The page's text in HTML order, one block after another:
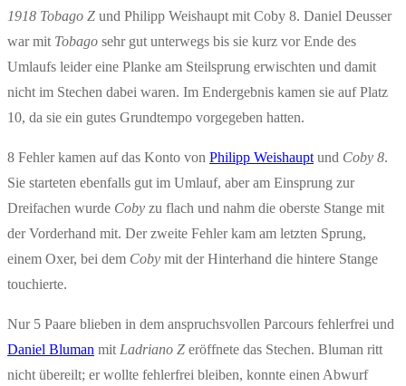
1918 Tobago Z und Philipp Weishaupt mit Coby 8. Daniel Deusser
war mit Tobago sehr gut unterwegs bis sie kurz vor Ende des
Umlaufs leider eine Planke am Steilsprung erwischten und damit
nicht im Stechen dabei waren. Im Endergebnis kamen sie auf Platz
10, da sie ein gutes Grundtempo vorgegeben hatten.
8 Fehler kamen auf das Konto von Philipp Weishaupt und Coby 8.
Sie starteten ebenfalls gut im Umlauf, aber am Einsprung zur
Dreifachen wurde Coby zu flach und nahm die oberste Stange mit
der Vorderhand mit. Der zweite Fehler kam am letzten Sprung,
einem Oxer, bei dem Coby mit der Hinterhand die hintere Stange
touchierte.
Nur 5 Paare blieben in dem anspruchsvollen Parcours fehlerfrei und
Daniel Bluman mit Ladriano Z eröffnete das Stechen. Bluman ritt
nicht übereilt; er wollte fehlerfrei bleiben, konnte einen Abwurf